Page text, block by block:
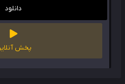
دانلود
پخش آنلاین